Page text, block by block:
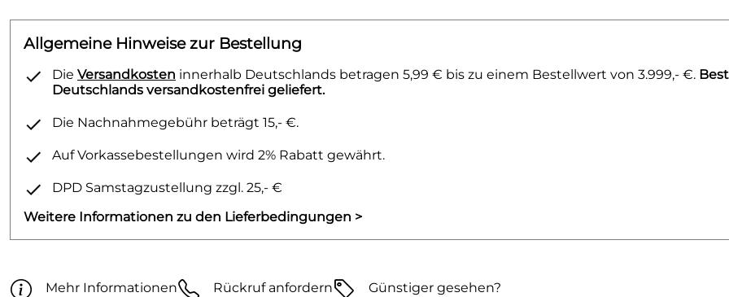
Allgemeine Hinweise zur Bestellung
Die Versandkosten innerhalb Deutschlands betragen 5,99 € bis zu einem Bestellwert von 3.999,- €.
Deutschlands versandkostenfrei geliefert.
Die Nachnahmegebühr beträgt 15,- €.
Auf Vorkassebestellungen wird 2% Rabatt gewährt.
DPD Samstagzustellung zzgl. 25,- €
Weitere Informationen zu den Lieferbedingungen >
Mehr Informationen Rückruf anfordern Günstiger gesehen?